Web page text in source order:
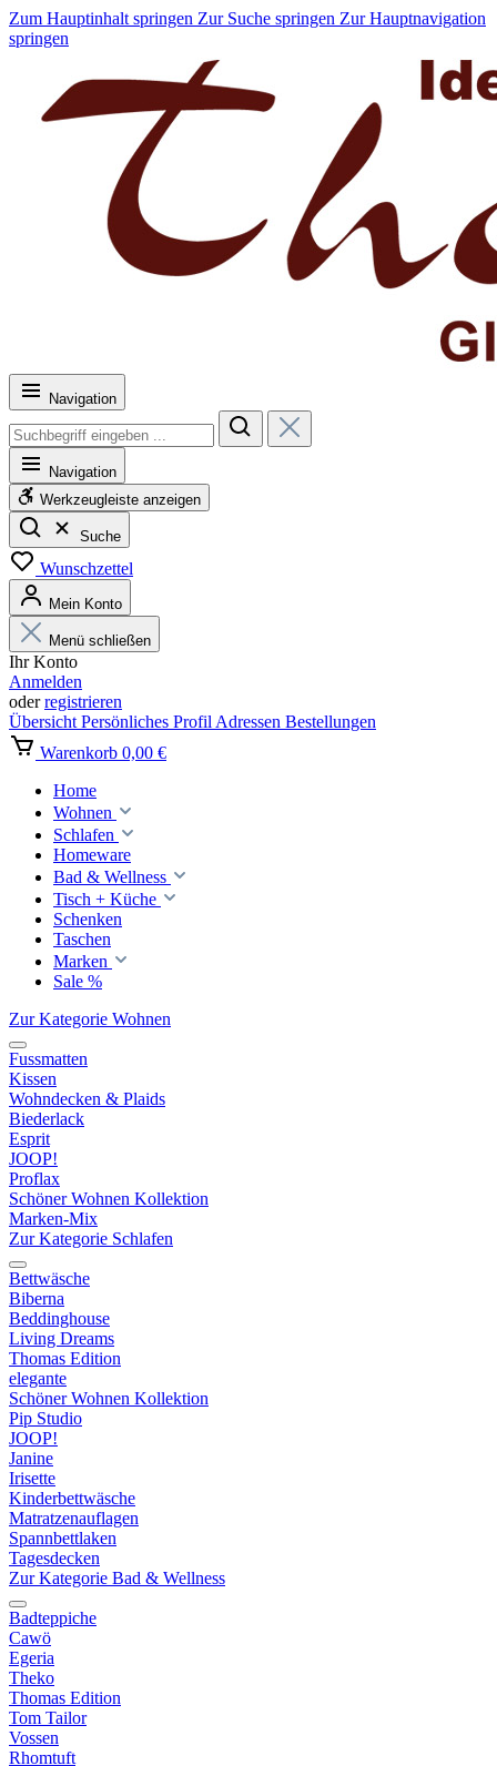
Zum Hauptinhalt springen Zur Suche springen Zur Hauptnavigation
springen
Navigation
Navigation
Werkzeugleiste anzeigen
Suche
Wunschzettel
Mein Konto
Menü schließen
Ihr Konto
Anmelden
oderregistrieren
Übersicht Persönliches Profil Adressen Bestellungen
Warenkorb 0,00 €
Home
Wohnen
Schlafen
Homeware
Bad & Wellness
Tisch + Küche
Schenken
Taschen
Marken
Sale %
Zur Kategorie Wohnen
Fussmatten
Kissen
Wohndecken & Plaids
Biederlack
Esprit
JOOP!
Proflax
Schöner Wohnen Kollektion
Marken-Mix
Zur Kategorie Schlafen
Bettwäsche
Biberna
Beddinghouse
Living Dreams
Thomas Edition
elegante
Schöner Wohnen Kollektion
Pip Studio
JOOP!
Janine
Irisette
Kinderbettwäsche
Matratzenauflagen
Spannbettlaken
Tagesdecken
Zur Kategorie Bad & Wellness
Badteppiche
Cawö
Egeria
Theko
Thomas Edition
Tom Tailor
Vossen
Rhomtuft